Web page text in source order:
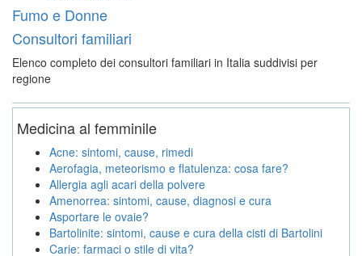
Fumo e Donne
Consultori familiari
Elenco completo dei consultori familiari in Italia suddivisi per
regione
Medicina al femminile
Acne: sintomi, cause, rimedi
Aerofagia, meteorismo e flatulenza: cosa fare?
Allergia agli acari della polvere
Amenorrea: sintomi, cause, diagnosi e cura
Asportare le ovaie?
Bartolinite: sintomi, cause e cura della cisti di Bartolini
Carie: farmaci o stile di vita?